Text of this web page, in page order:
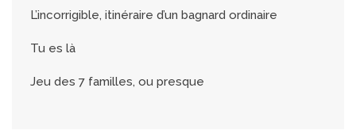
L’incorrigible, itinéraire d’un bagnard ordinaire
Tu es là
Jeu des 7 familles, ou presque